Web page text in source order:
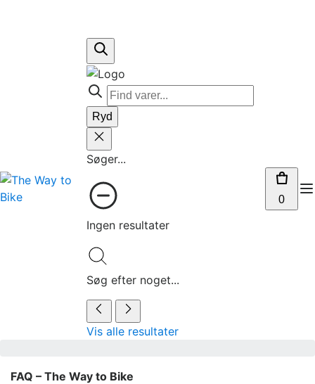
Ryd
Søger...
Ingen resultater
Søg efter noget...
Vis alle resultater
0
FAQ – The Way to Bike